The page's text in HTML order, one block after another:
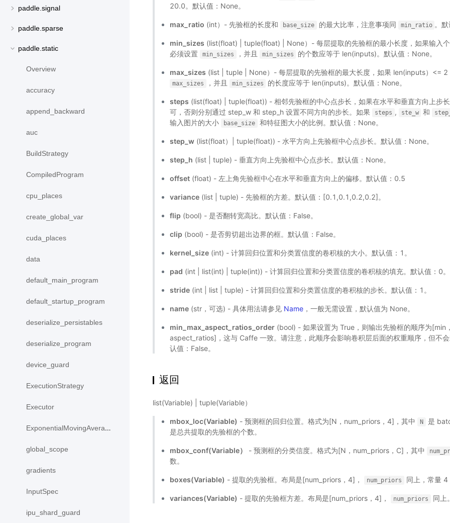
paddle.signal
paddle.sparse
paddle.static
Overview
accuracy
append_backward
auc
BuildStrategy
CompiledProgram
cpu_places
create_global_var
cuda_places
data
default_main_program
default_startup_program
deserialize_persistables
deserialize_program
device_guard
ExecutionStrategy
Executor
ExponentialMovingAverage
global_scope
gradients
InputSpec
ipu_shard_guard
20.0。默认值：None。
max_ratio (int）- 先验框的长度和 base_size 的最大比率，注意事项同 min_ratio 。默
min_sizes (list(float) | tuple(float) | None）- 每层提取的先验框的最小长度，如果输入
必须设置
min_sizes ，并且 min_sizes 的个数应等于 len(inputs)。默认值：None。
max_sizes (list | tuple | None）- 每层提取的先验框的最大长度，如果 len(inputs）<= 2
max_sizes ，并且 min_sizes 的长度应等于 len(inputs)。默认值：None。
steps (list(float) | tuple(float)) - 相邻先验框的中心点步长，如果在水平和垂直方向上步
可，否则分别通过 step_w 和 step_h 设置不同方向的步长。如果
steps , ste_w 和
输入图片的大小
base_size 和特征图大小的比例。默认值：None。
step_w (list(float）| tuple(float)) - 水平方向上先验框中心点步长。默认值：None。
step_h (list | tuple) - 垂直方向上先验框中心点步长。默认值：None。
offset (float) - 左上角先验框中心在水平和垂直方向上的偏移。默认值：0.5
variance (list | tuple) - 先验框的方差。默认值：[0.1,0.1,0.2,0.2]。
flip (bool) - 是否翻转宽高比。默认值：False。
clip (bool) - 是否剪切超出边界的框。默认值：False。
kernel_size (int) - 计算回归位置和分类置信度的卷积核的大小。默认值：1。
pad (int | list(int) | tuple(int)) - 计算回归位置和分类置信度的卷积核的填充。默认值：0。
stride (int | list | tuple) - 计算回归位置和分类置信度的卷积核的步长。默认值：1。
name (str，可选) - 具体用法请参见 Name ，一般无需设置，默认值为 None。
min_max_aspect_ratios_order (bool) - 如果设置为 True，则输出先验框的顺序为[min
aspect_ratios]，这与 Caffe 一致。请注意，此顺序会影响卷积层后面的权重顺序，但不
认值：False。
返回
list(Variable) | tuple(Variable）
mbox_loc(Variable) - 预测框的回归位置。格式为[N，num_priors，4]，其中 N 是
是总共提取的先验框的个数。
mbox_conf(Variable） - 预测框的分类信度。格式为[N，num_priors，C]，其中
数。
boxes(Variable) - 提取的先验框。布局是[num_priors，4]， num_priors 同上，常量 4
variances(Variable) - 提取的先验框方差。布局是[num_priors，4]， num_priors 同上。